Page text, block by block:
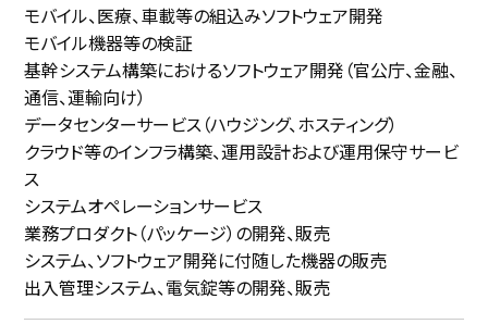
モバイル、医療、車載等の組込みソフトウェア開発
モバイル機器等の検証
基幹システム構築におけるソフトウェア開発（官公庁、金融、
通信、運輸向け）
データセンターサービス（ハウジング、ホスティング）
クラウド等のインフラ構築、運用設計および運用保守サービ
ス
システムオペレーションサービス
業務プロダクト（パッケージ）の開発、販売
システム、ソフトウェア開発に付随した機器の販売
出入管理システム、電気錠等の開発、販売